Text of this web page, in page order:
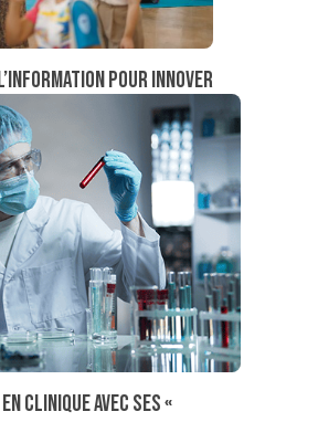
pour innover
clinique avec ses «